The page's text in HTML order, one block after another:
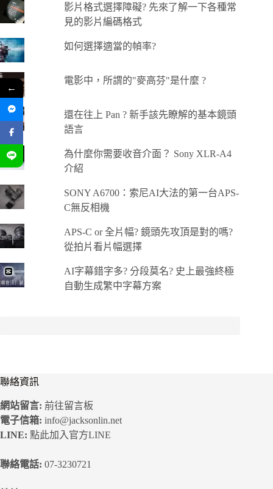
影片格式選擇障礙? 先來了解一下各種常
見的影片編碼格式
如何選擇適當的幀率?
電影中，所謂的"麥高芬"是什麼 ?
還在往上 Pan ? 新手該先瞭解的基本鏡頭
語言
為什麼你需要收音介面？ Sony XLR-A4
介紹
SONY A6700：索尼AI大法的第一台APS-
C無反相機
APS-C or 全片幅? 鏡頭先攻頂是對的嗎?
從拍片看片幅選擇
AI字幕錯字多? 分段莫名? 史上最強終極
自動生成繁中字幕方案
聯絡資訊
網站留言: 前往留言板
電子信箱: info@jacksonlin.net
LINE: 點此加入官方LINE
聯絡電話: 07-3230721
←